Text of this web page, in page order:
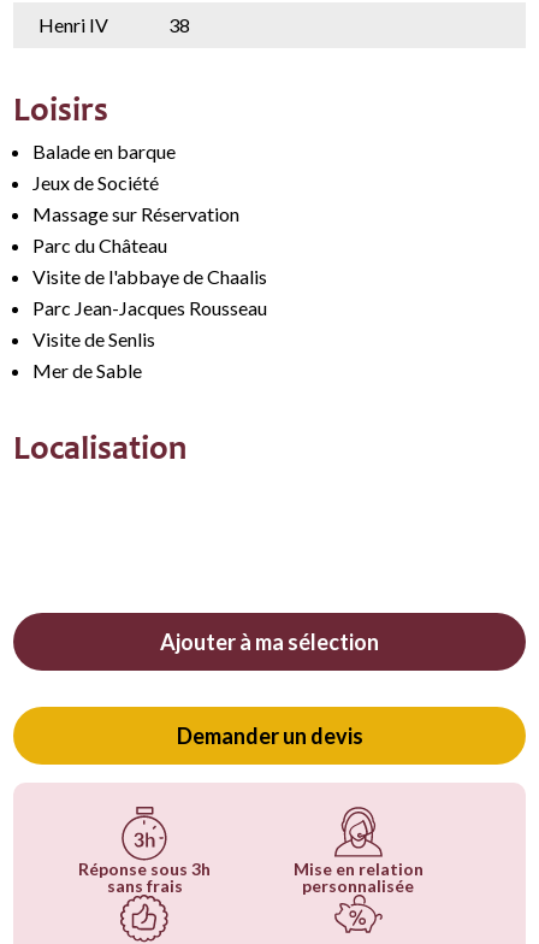
Henri IV 38
Loisirs
Balade en barque
Jeux de Société
Massage sur Réservation
Parc du Château
Visite de l'abbaye de Chaalis
Parc Jean-Jacques Rousseau
Visite de Senlis
Mer de Sable
Localisation
Ajouter à ma sélection
Demander un devis
Réponse sous 3h
sans frais
Mise en relation
personnalisée